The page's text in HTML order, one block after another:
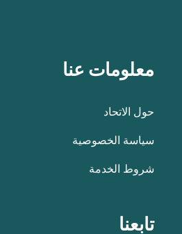
معلومات عنا
حول الاتحاد
سياسة الخصوصية
شروط الخدمة
تابعنا